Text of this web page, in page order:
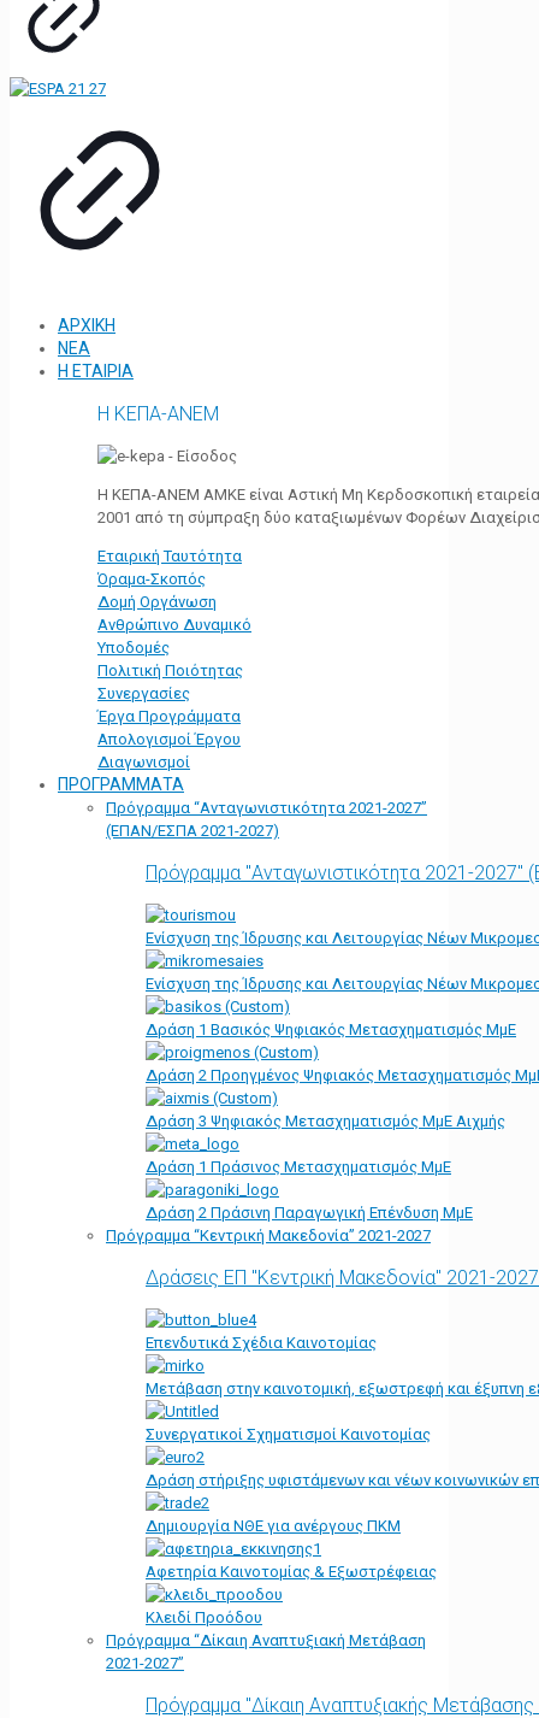
ΑΡΧΙΚΗ
ΝΕΑ
Η ΕΤΑΙΡΙΑ
Η ΚΕΠΑ-ΑΝΕΜ
Η ΚΕΠΑ-ΑΝΕΜ ΑΜΚΕ είναι Αστική Μη Κερδοσκοπική
2001 από τη σύμπραξη δύο καταξιωμένων Φορέων
Εταιρική Ταυτότητα
Όραμα-Σκοπός
Δομή Οργάνωση
Ανθρώπινο Δυναμικό
Υποδομές
Πολιτική Ποιότητας
Συνεργασίες
Έργα Προγράμματα
Απολογισμοί Έργου
Διαγωνισμοί
ΠΡΟΓΡΑΜΜΑΤΑ
Πρόγραμμα “Ανταγωνιστικότητα 2021-2027”
(ΕΠΑΝ/ΕΣΠΑ 2021-2027)
Πρόγραμμα "Ανταγωνιστικότητα 2021-
Ενίσχυση της Ίδρυσης και Λειτουργίας Νέων
Ενίσχυση της Ίδρυσης και Λειτουργίας Νέων
Δράση 1 Βασικός Ψηφιακός Μετασχηματισμός ΜμΕ
Δράση 2 Προηγμένος Ψηφιακός Μετασχηματισμός
Δράση 3 Ψηφιακός Μετασχηματισμός ΜμΕ Αιχμής
Δράση 1 Πράσινος Μετασχηματισμός ΜμΕ
Δράση 2 Πράσινη Παραγωγική Επένδυση ΜμΕ
Πρόγραμμα “Κεντρική Μακεδονία” 2021-2027
Δράσεις ΕΠ "Κεντρική Μακεδονία" 2021-2027
Επενδυτικά Σχέδια Καινοτομίας
Μετάβαση στην καινοτομική, εξωστρεφή και έξυπνη
Συνεργατικοί Σχηματισμοί Καινοτομίας
Δράση στήριξης υφιστάμενων και νέων κοινωνικών
Δημιουργία ΝΘΕ για ανέργους ΠΚΜ
Αφετηρία Kαινοτομίας & Εξωστρέφειας
Κλειδί Προόδου
Πρόγραμμα “Δίκαιη Αναπτυξιακή Μετάβαση
2021-2027”
Πρόγραμμα "Δίκαιη Αναπτυξιακής